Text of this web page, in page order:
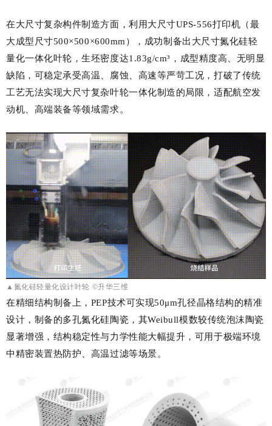
在大尺寸复杂构件制造方面，利用大尺寸UPS-556打印机（最
大成型尺寸500×500×600mm），成功制备出大尺寸氮化硅轻
量化一体化叶轮，生坯密度达1.83g/cm³，成型精度高、无明显
缺陷，可稳定承受高温、腐蚀、高速等严苛工况，打破了传统
工艺无法实现大尺寸复杂叶轮一体化制造的局限，适配航空发
动机、高端装备等领域需求。
▲氮化硅轻量化设计叶轮 ©升华三维
在精细结构制备上，PEP技术可实现50μm孔径晶格结构的精准
设计，制备的多孔氮化硅陶瓷，其Weibull模数较传统泡沫陶瓷
显著增强，结构稳定性与力学性能大幅提升，可用于极端环境
中精密装置热防护、高温过滤等场景。